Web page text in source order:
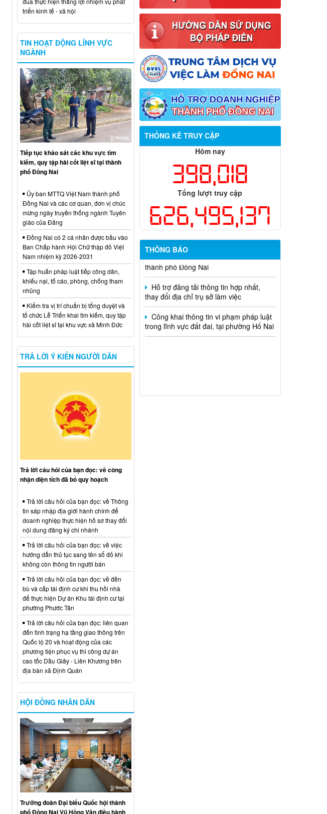
THỐNG KÊ TRUY CẬP
Hôm nay
398,018
Tổng lượt truy cập
626,495,137
THÔNG BÁO
Thông báo về việc tuyển dụng viên
chức năm 2026
Thông báo tuyển chọn tổ chức và cá
nhân chủ trì thực hiện nhiệm vụ khoa
học và công nghệ cấp thành phố sử
dụng ngân sách nhà nước đặt hàng thực
hiện năm 2026 (đợt 1) lần 3
Kế hoạch Thông tin, tuyên truyền triển
khai Kế hoạch Khám sức khỏe định kỳ
hoặc khám sàng lọc miễn phí ít nhất mỗi
năm một lần cho người dân trên địa bàn
thành phố Đồng Nai
Hỗ trợ đăng tải thông tin hợp nhất,
thay đổi địa chỉ trụ sở làm việc
Công khai thông tin vi phạm pháp luật
trong lĩnh vực đất đai, tại phường Hố Nai
triển kinh tế - xã hội
TIN HOẠT ĐỘNG LĨNH VỰC
NGÀNH
Tiếp tục khảo sát các khu vực tìm
kiếm, quy tập hài cốt liệt sĩ tại thành
phố Đồng Nai
Ủy ban MTTQ Việt Nam thành phố
Đồng Nai và các cơ quan, đơn vị chúc
mừng ngày truyền thống ngành Tuyên
giáo của Đảng
Đồng Nai có 2 cá nhân được bầu vào
Ban Chấp hành Hội Chữ thập đỏ Việt
Nam nhiệm kỳ 2026-2031
Tập huấn pháp luật tiếp công dân,
khiếu nại, tố cáo, phòng, chống tham
nhũng
Kiểm tra vị trí chuẩn bị tổng duyệt và
tổ chức Lễ Triển khai tìm kiếm, quy tập
hài cốt liệt sĩ tại khu vực xã Minh Đức
TRẢ LỜI Ý KIẾN NGƯỜI DÂN
Trả lời câu hỏi của bạn đọc: về công
nhận diện tích đã bỏ quy hoạch
Trả lời câu hỏi của bạn đọc: về Thông
tin sáp nhập địa giới hành chính để
doanh nghiệp thực hiện hồ sơ thay đổi
nội dung đăng ký chi nhánh
Trả lời câu hỏi của bạn đọc: về việc
hướng dẫn thủ tục sang tên sổ đỏ khi
không còn thông tin người bán
Trả lời câu hỏi của bạn đọc: về đền
bù và cấp tái định cư khi thu hồi nhà
để thực hiện Dự án Khu tái định cư tại
phường Phước Tân
Trả lời câu hỏi của bạn đọc: liên quan
đến tình trạng hạ tầng giao thông trên
Quốc lộ 20 và hoạt động của các
phương tiện phục vụ thi công dự án
cao tốc Dầu Giây - Liên Khương trên
địa bàn xã Định Quán
HỘI ĐỒNG NHÂN DÂN
Trưởng đoàn Đại biểu Quốc hội thành
phố Đồng Nai Vũ Hồng Văn điều hành